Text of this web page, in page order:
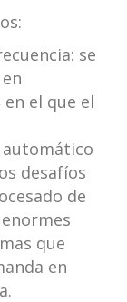
se
el que el
automático
desafíos
de
que
en